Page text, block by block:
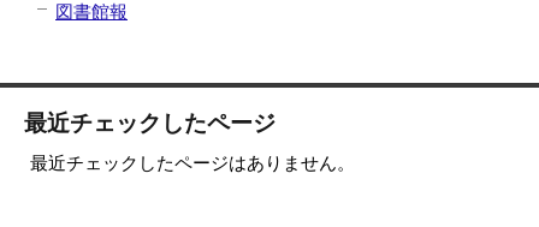
図書館報
最近チェックしたページ
最近チェックしたページはありません。